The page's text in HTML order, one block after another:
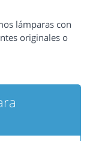
lámparas con
originales o